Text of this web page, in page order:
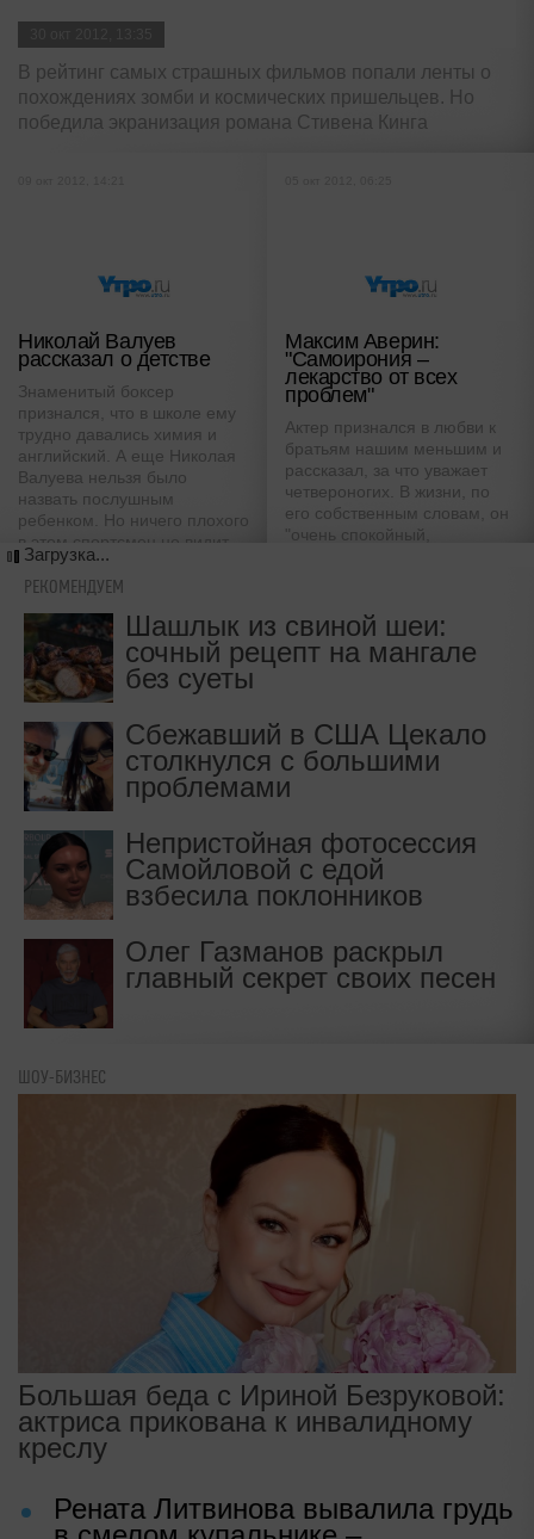
В рейтинг самых страшных фильмов попали ленты о
похождениях зомби и космических пришельцев. Но
победила экранизация романа Стивена Кинга
Николай Валуев
рассказал о детстве
Знаменитый боксер
признался, что в школе ему
трудно давались химия и
английский. А еще Николая
Валуева нельзя было
назвать послушным
ребенком. Но ничего плохого
в этом спортсмен не видит
Максим Аверин:
"Самоирония –
лекарство от всех
проблем"
Актер признался в любви к
братьям нашим меньшим и
рассказал, за что уважает
четвероногих. В жизни, по
его собственным словам, он
"очень спокойный,
Загрузка...
РЕКОМЕНДУЕМ
Шашлык из свиной шеи:
сочный рецепт на мангале
без суеты
Сбежавший в США Цекало
столкнулся с большими
проблемами
Непристойная фотосессия
Самойловой с едой
взбесила поклонников
Олег Газманов раскрыл
главный секрет своих песен
ШОУ-БИЗНЕС
Большая беда с Ириной Безруковой:
актриса прикована к инвалидному
креслу
Рената Литвинова вывалила грудь